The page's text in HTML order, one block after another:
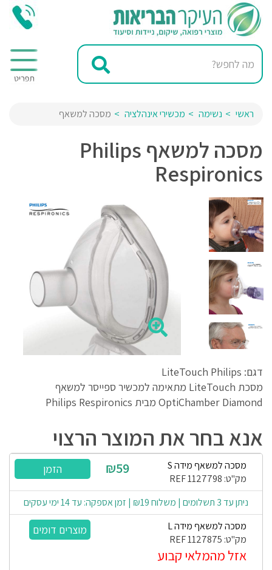
ראשי נשימה מכשירי אינהלציה מסכה למשאף
מסכה למשאף Philips
Respironics
דגם: LiteTouch Philips
מסכת LiteTouch מתאימה למכשיר ספייסר למשאף
OptiChamber Diamond מבית Philips Respironics
אנא בחר את המוצר הרצוי
מסכה למשאף מידה S
מק"ט: REF 1127798
₪59
ניתן עד 3 תשלומים | משלוח ₪19 | זמן אספקה: עד 14 ימי עסקים
מסכה למשאף מידה L
מק"ט: REF 1127875
אזל מהמלאי קבוע